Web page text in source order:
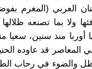
العربي (المغرم
ولا بما تصنعه
أوربا منذ سنين،
المعاصر قد عاوده
والضوء في رحاب